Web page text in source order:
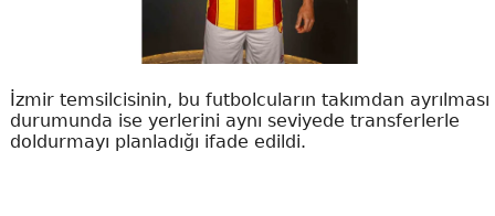
İzmir temsilcisinin, bu futbolcuların takımdan ayrılması
durumunda ise yerlerini aynı seviyede transferlerle
doldurmayı planladığı ifade edildi.